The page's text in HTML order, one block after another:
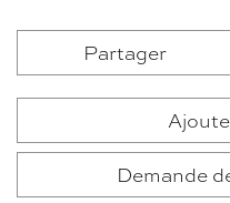
Partager
Demande